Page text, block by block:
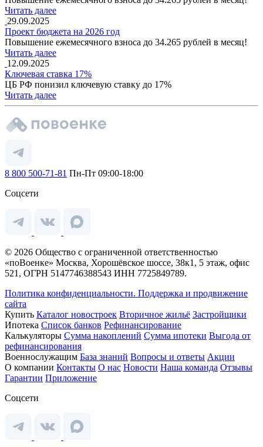
Читать далее
29.09.2025
Проект бюджета на 2026 год
Повышение ежемесячного взноса до 34.265 рублей в месяц!
Читать далее
12.09.2025
Ключевая ставка 17%
ЦБ РФ понизил ключевую ставку до 17%
Читать далее
8 800 500-71-81 Пн-Пт 09:00-18:00
Соцсети
© 2026 Общество с ограниченной ответственностью
«поВоенке» Москва, Хорошёвское шоссе, 38к1, 5 этаж, офис
521, ОГРН 5147746388543 ИНН 7725849789.
Политика конфиденциальности. Поддержка и продвижение
сайта
Купить Каталог новостроек Вторичное жильё Застройщики
Ипотека Список банков Рефинансирование
Калькуляторы Сумма накоплений Сумма ипотеки Выгода от
рефинансирования
Военнослужащим База знаний Вопросы и ответы Акции
О компании Контакты О нас Новости Наша команда Отзывы
Гарантии Приложение
Соцсети